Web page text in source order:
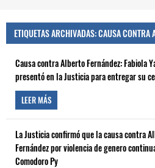
ETIQUETAS ARCHIVADAS: CAUSA CONTRA
Causa contra Alberto Fernández: Fabiola
presentó en la Justicia para entregar su
LEER MÁS
La Justicia confirmó que la causa contra
Fernández por violencia de genero
Comodoro Py